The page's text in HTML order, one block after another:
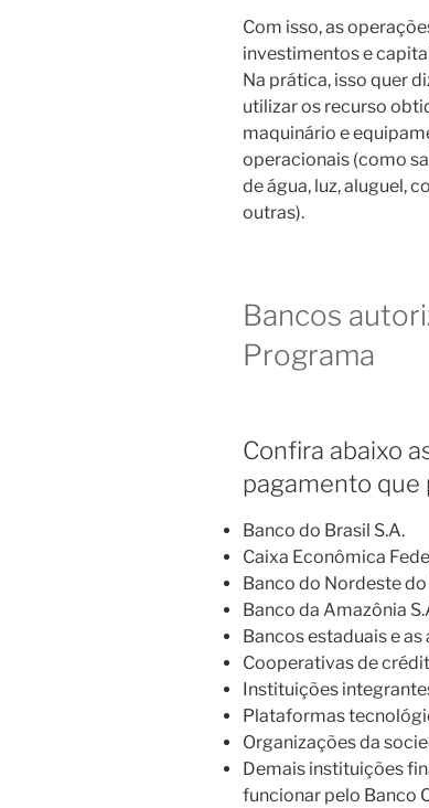
Com isso, as
investimentos e
Na prática, isso quer
utilizar os recurso
maquinário e
operacionais (como
de água, luz, aluguel,
outras).
Bancos
Programa
Confira abaixo
pagamento que
Banco do Brasil S.A.
Caixa Econômica
Banco do Nordeste do
Banco da Amazônia
Bancos estaduais e
Cooperativas de
Instituições
Plataformas
Organizações da
Demais instituições
funcionar pelo Banco